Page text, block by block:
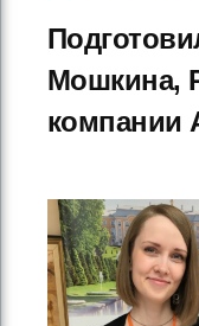
Мошкина,
компании